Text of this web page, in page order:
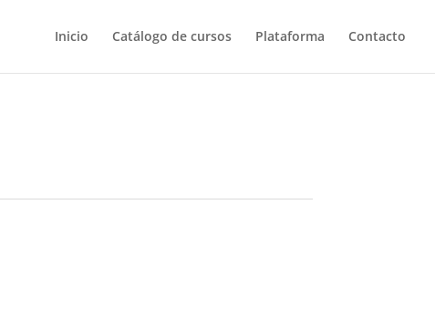
Inicio Catálogo de cursos Plataforma Contacto